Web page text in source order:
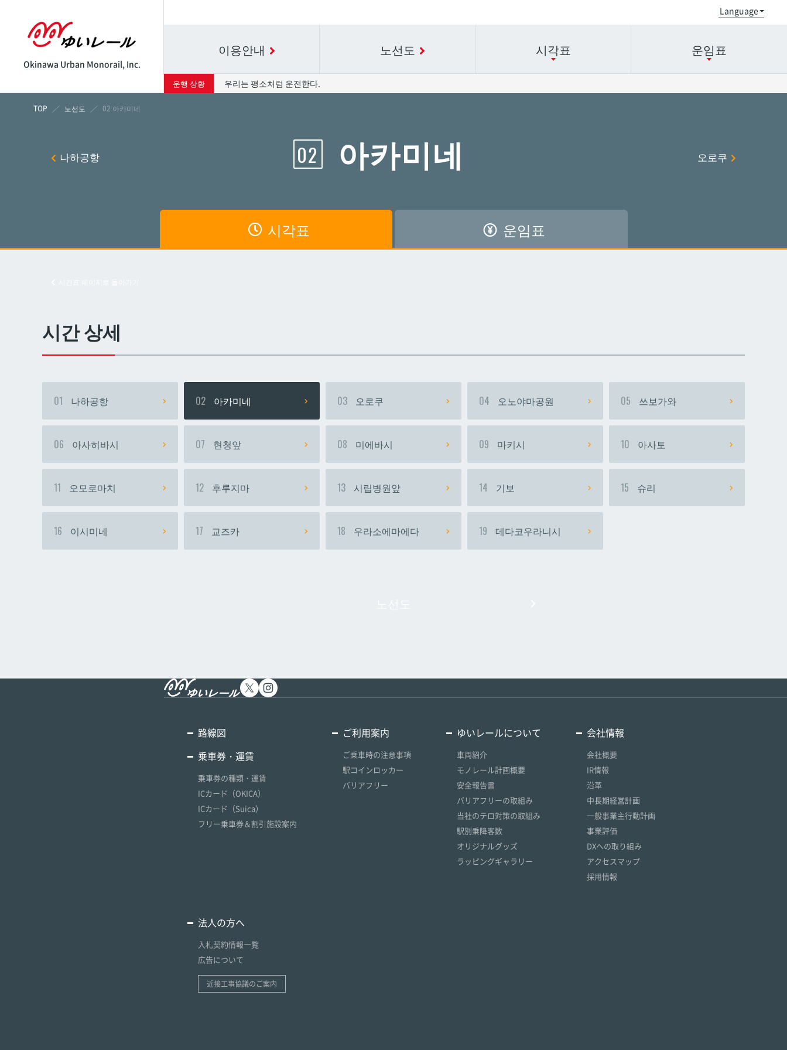
이용안내 노선도 시각표
아카미네
시립병원앞 기보 슈리 이시미네
운임표
아카미네
시립병원앞 기보 슈리 이시미네
Okinawa Urban Monorail, Inc.
운행 상황 우리는 평소처럼 운전한다.
노선도 02 아카미네
02 아카미네
시각표 운임표
나하공항 오로쿠
시간 상세
01 나하공항 02 아카미네 03 오로쿠 04 오노야마공원 05 쓰보가와
06 아사히바시 07 현청앞 08 미에바시 09 마키시 10 아사토
11 오모로마치 12 후루지마 13 시립병원앞 14 기보 15 슈리
16 이시미네 17 교즈카 18 우라소에마에다 19 데다코우라니시
路線図
乗車券・運賃
乗車券の種類・運賃
ICカード（OKICA）
ICカード（Suica）
フリー乗車券＆割引施設案内
ご利用案内
ご乗車時の注意事項
駅コインロッカー
バリアフリー
ゆいレールについて
車両紹介
モノレール計画概要
安全報告書
バリアフリーの取組み
当社のテロ対策の取組み
駅別乗降客数
オリジナルグッズ
ラッピングギャラリー
会社情報
会社概要
IR情報
沿革
中長期経営計画
一般事業主行動計画
事業評価
DXへの取り組み
アクセスマップ
採用情報
法人の方へ
入札契約情報一覧
広告について
近接工事協議のご案内